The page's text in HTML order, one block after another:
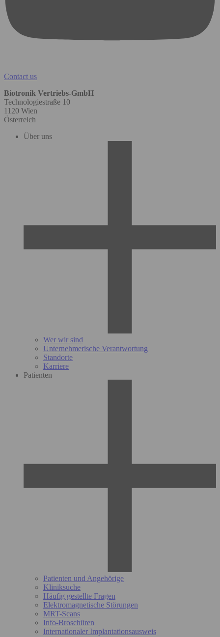
Contact us
Biotronik Vertriebs-GmbH
Technologiestraße 10
1120 Wien
Österreich
Über uns
Wer wir sind
Unternehmerische Verantwortung
Standorte
Karriere
Patienten
Patienten und Angehörige
Kliniksuche
Häufig gestellte Fragen
Elektromagnetische Störungen
MRT-Scans
Info-Broschüren
Internationaler Implantationsausweis